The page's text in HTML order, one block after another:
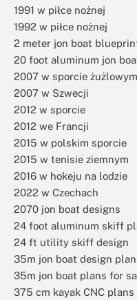
1991 w piłce nożnej
1992 w piłce nożnej
2 meter jon boat
20 foot aluminum jon
2007 w sporcie żużlowym
2007 w Szwecji
2012 w sporcie
2012 we Francji
2015 w polskim sporcie
2015 w tenisie ziemnym
2016 w hokeju na lodzie
2022 w Czechach
2070 jon boat designs
24 foot aluminum skiff
24 ft utility skiff design
35m jon boat design
35m jon boat plans for
375 cm kayak CNC plans